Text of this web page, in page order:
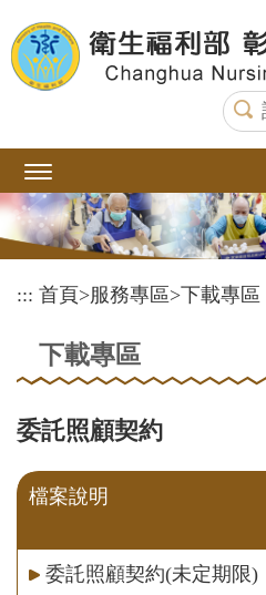
到
主
::: 首頁>服務專區>下載專區
下載專區
委託照顧契約
檔案說明
委託照顧契約(未定期限)